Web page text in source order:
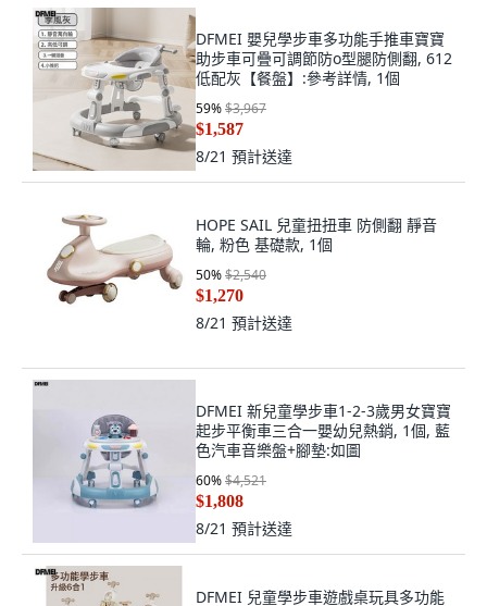
DFMEI 嬰兒學步車多功能手推車寶寶
助步車可疊可調節防o型腿防側翻, 612
低配灰【餐盤】:參考詳情, 1個
59%$3,967
$1,587
8/21 預計送達
HOPE SAIL 兒童扭扭車 防側翻 靜音
輪, 粉色 基礎款, 1個
50%$2,540
$1,270
8/21 預計送達
DFMEI 新兒童學步車1-2-3歲男女寶寶
起步平衡車三合一嬰幼兒熱銷, 1個, 藍
色汽車音樂盤+腳墊:如圖
60%$4,521
$1,808
8/21 預計送達
DFMEI 兒童學步車遊戲桌玩具多功能